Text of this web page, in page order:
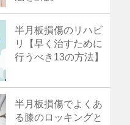
半月板損傷のリハビ
リ【早く治すために
行うべき13の方法】
半月板損傷でよくあ
る膝のロッキングと